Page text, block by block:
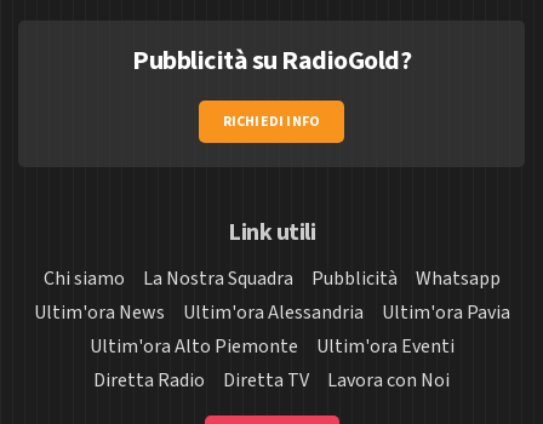
Pubblicità su RadioGold?
RICHIEDI INFO
Link utili
Chi siamo La Nostra Squadra Pubblicità
Whatsapp
Ultim'ora News
Ultim'ora Alessandria
Ultim'ora Pavia
Ultim'ora Alto Piemonte
Ultim'ora Eventi
Diretta Radio
Diretta TV Lavora con Noi